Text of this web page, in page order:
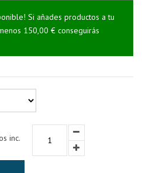
Si añades productos a tu
150,00 € conseguirás
inc.